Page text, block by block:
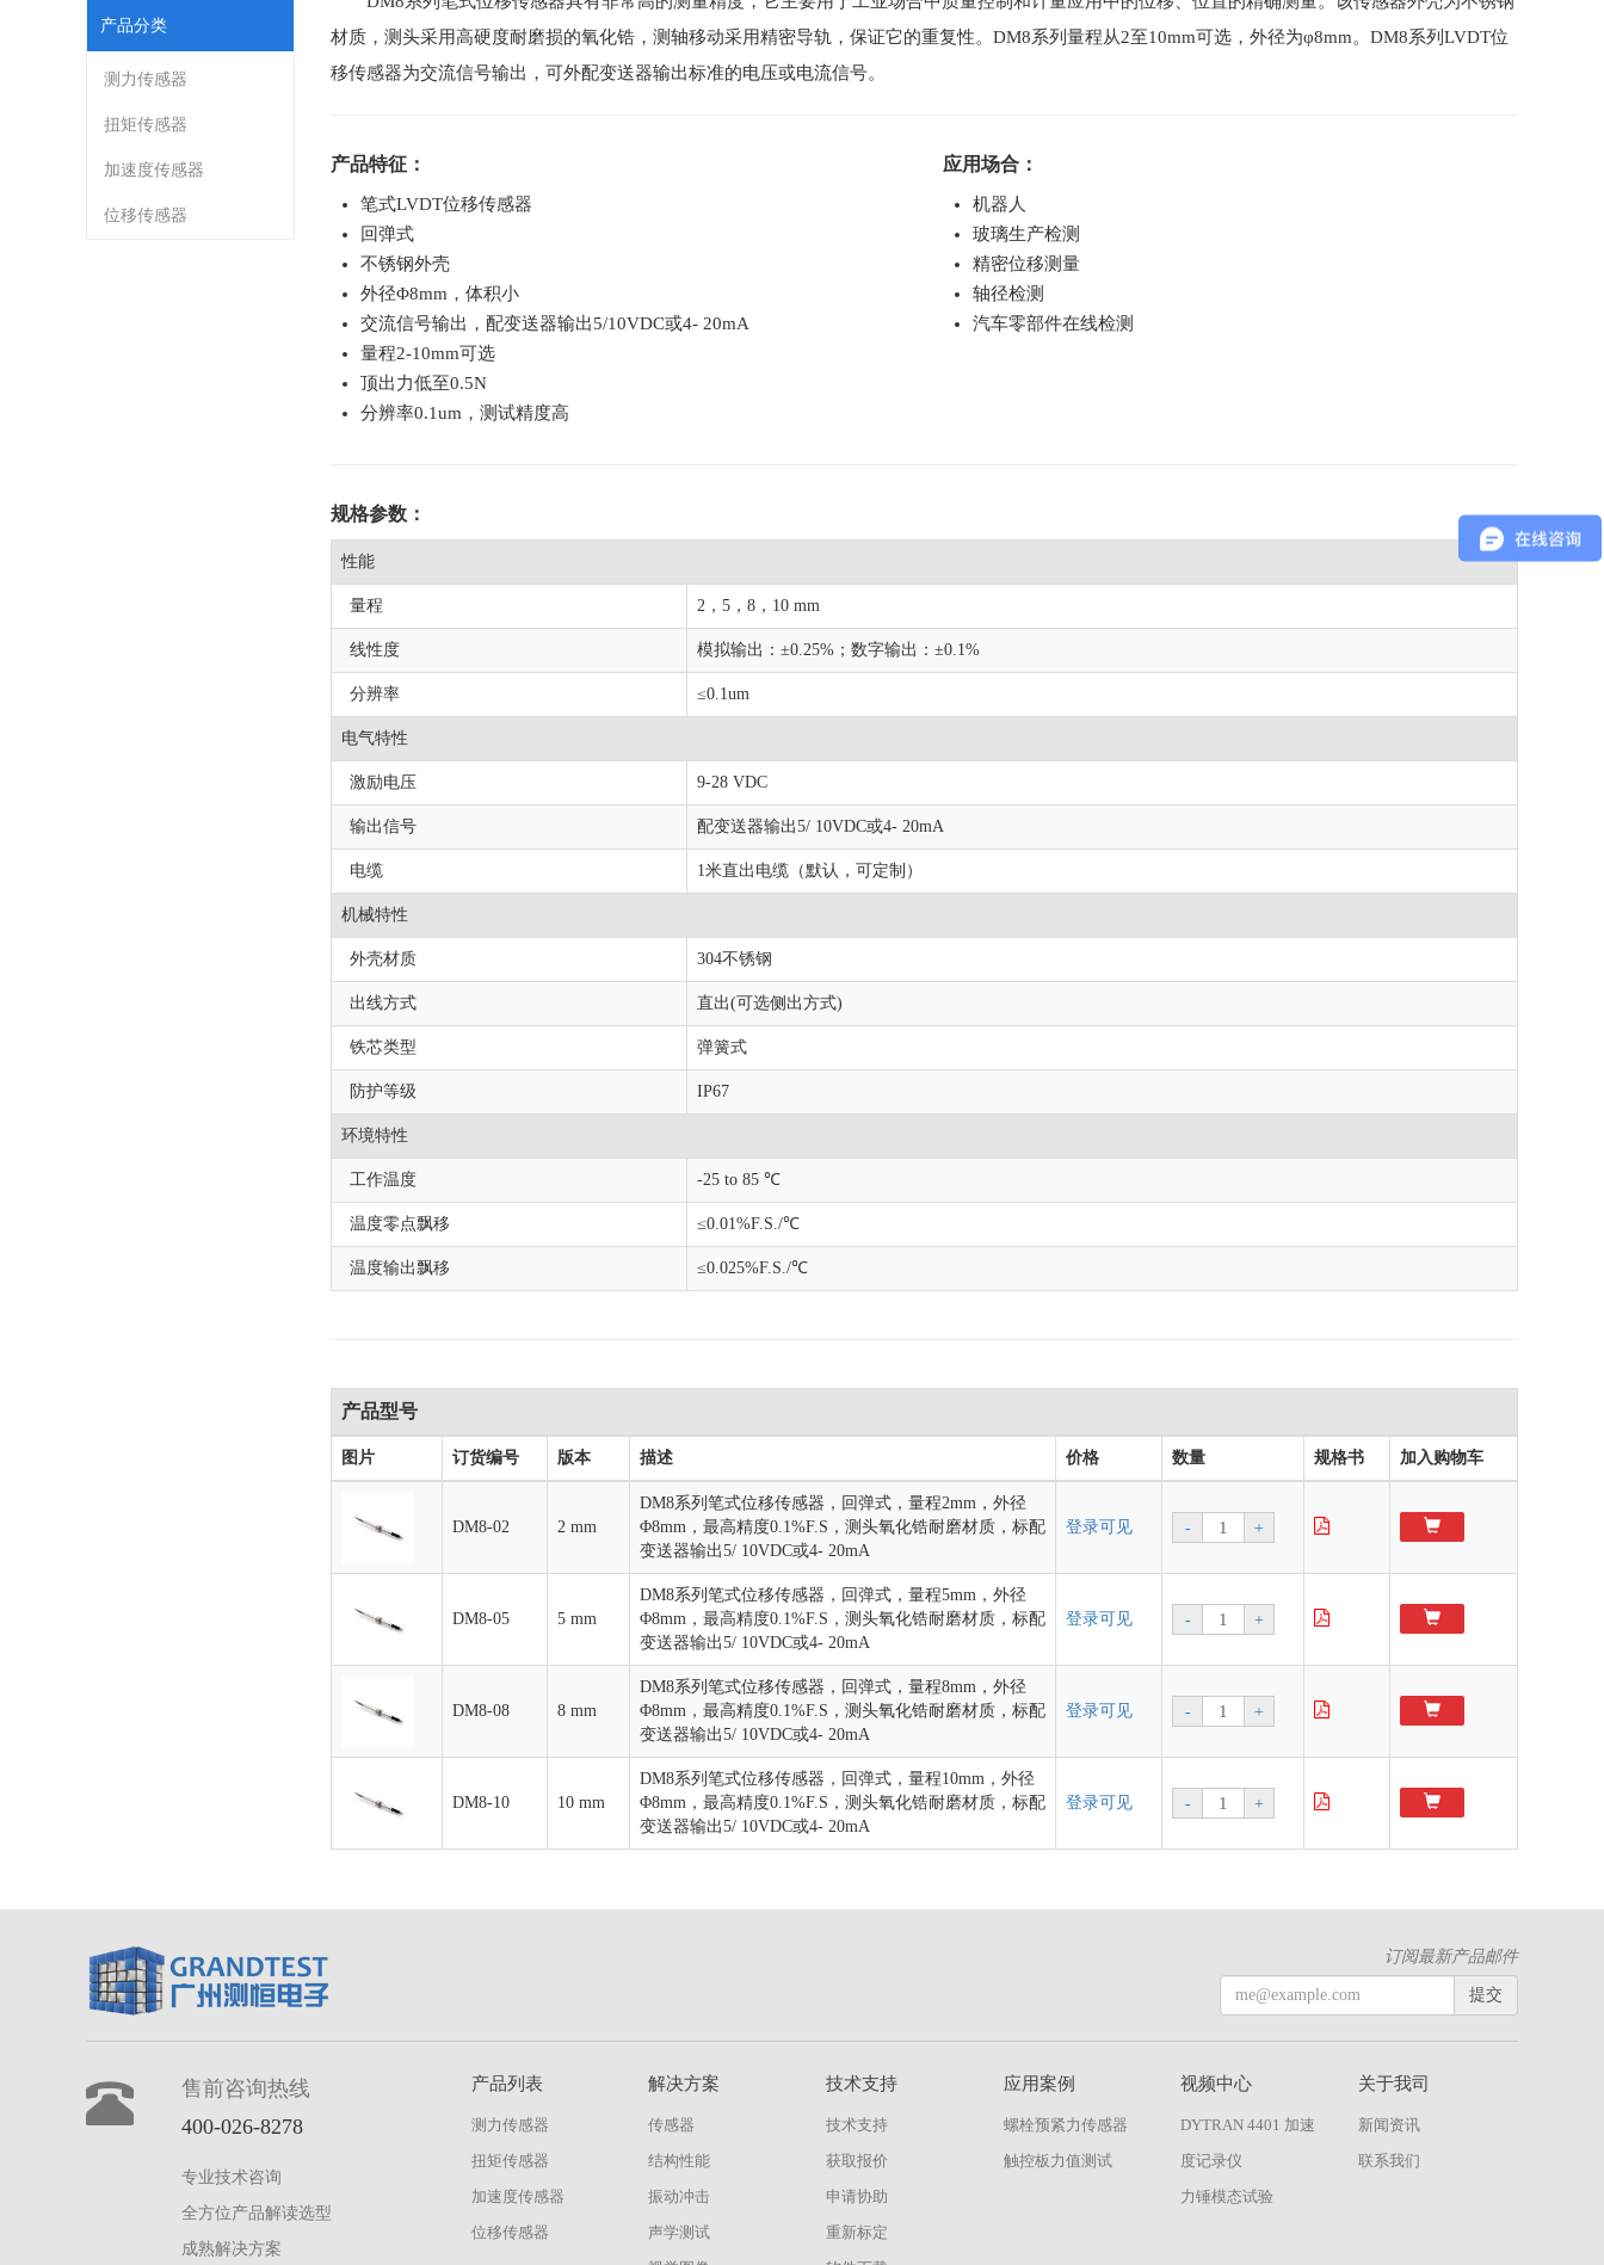
产品分类
测力传感器
扭矩传感器
加速度传感器
位移传感器
材质，测头采用高硬度耐磨损的氧化锆，测轴移动采用精密导轨，保证它的重复性。DM8系列量程从2至10mm可选，外径为φ8mm。DM8系列LVDT位
移传感器为交流信号输出，可外配变送器输出标准的电压或电流信号。
产品特征：
笔式LVDT位移传感器
回弹式
不锈钢外壳
外径Φ8mm，体积小
交流信号输出，配变送器输出5/10VDC或4- 20mA
量程2-10mm可选
顶出力低至0.5N
分辨率0.1um，测试精度高
应用场合：
机器人
玻璃生产检测
精密位移测量
轴径检测
汽车零部件在线检测
规格参数：
性能
量程 2，5，8，10 mm
线性度 模拟输出：±0.25%；数字输出：±0.1%
分辨率 ≤0.1um
电气特性
激励电压 9-28 VDC
输出信号 配变送器输出5/ 10VDC或4- 20mA
电缆 1米直出电缆（默认，可定制）
机械特性
外壳材质 304不锈钢
出线方式 直出(可选侧出方式)
铁芯类型 弹簧式
防护等级 IP67
环境特性
工作温度 -25 to 85 ℃
温度零点飘移 ≤0.01%F.S./℃
温度输出飘移 ≤0.025%F.S./℃
产品型号
图片 订货编号 版本 描述 价格 数量 规格书 加入购物车
DM8-02 2 mm
DM8系列笔式位移传感器，回弹式，量程2mm，外径
Φ8mm，最高精度0.1%F.S，测头氧化锆耐磨材质，标配
变送器输出5/ 10VDC或4- 20mA
登录可见 - +
DM8-05 5 mm
DM8系列笔式位移传感器，回弹式，量程5mm，外径
Φ8mm，最高精度0.1%F.S，测头氧化锆耐磨材质，标配
变送器输出5/ 10VDC或4- 20mA
登录可见 - +
DM8-08 8 mm
DM8系列笔式位移传感器，回弹式，量程8mm，外径
Φ8mm，最高精度0.1%F.S，测头氧化锆耐磨材质，标配
变送器输出5/ 10VDC或4- 20mA
登录可见 - +
DM8-10 10 mm
DM8系列笔式位移传感器，回弹式，量程10mm，外径
Φ8mm，最高精度0.1%F.S，测头氧化锆耐磨材质，标配
变送器输出5/ 10VDC或4- 20mA
登录可见 - +
订阅最新产品邮件
提交
售前咨询热线
400-026-8278
专业技术咨询
全方位产品解读选型
成熟解决方案
产品列表
测力传感器
扭矩传感器
加速度传感器
位移传感器
解决方案
传感器
结构性能
振动冲击
声学测试
技术支持
技术支持
获取报价
申请协助
重新标定
应用案例
螺栓预紧力传感器
触控板力值测试
视频中心
DYTRAN 4401 加速
度记录仪
力锤模态试验
关于我司
新闻资讯
联系我们